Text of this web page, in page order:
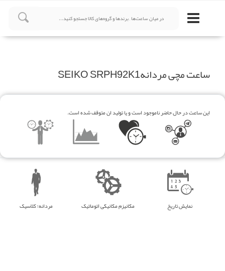
ساعت مچی مردانهSEIKO SRPH92K1
این ساعت در حال حاضر ناموجود است و یا تولید ان متوقف شده است.
مردانه؛ کلاسیک مکانیزم مکانیکی اتوماتیک نمایش تاریخ